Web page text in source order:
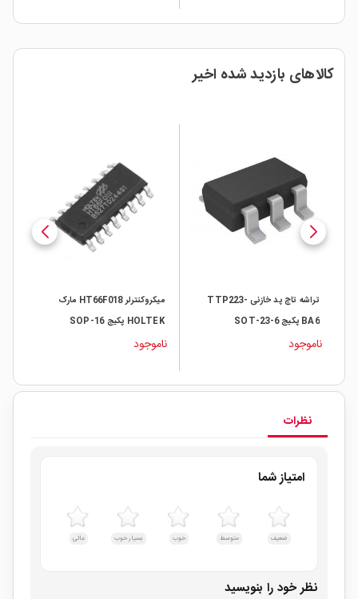
کالاهای بازدید شده اخیر
تراشه تاچ پد خازنی TTP223-
BA6 پکیج SOT-23-6
ناموجود
میکروکنترلر HT66F018 مارک
HOLTEK پکیج SOP-16
ناموجود
نظرات
امتیاز شما
ضعیف متوسط خوب بسیار خوب عالی
نظر خود را بنویسید